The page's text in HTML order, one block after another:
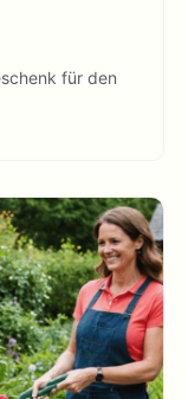
für den